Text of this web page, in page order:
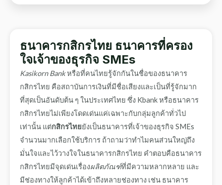
ธนาคารกสิกรไทย ธนาคารที่ครอง
ใจเจ้าของธุรกิจ SMEs
Kasikorn Bankหรือที่คนไทยรู้จักกันในชื่อของธนาคาร
กสิกรไทย คือสถาบันการเงินที่มีชื่อเสียงและเป็นที่รู้จักมาก
ที่สุดเป็นอันดับต้น ๆ ในประเทศไทย ซึ่ง Kbank หรือธนาคาร
กสิกรไทยไม่เพียงโดดเด่นแค่เฉพาะกับกลุ่มลูกค้าทั่วไป
เท่านั้น แต่กสิกรไทยยังเป็นธนาคารที่เจ้าของธุรกิจ SMEs
จำนวนมากเลือกใช้บริการ ถ้าถามว่าทำไมคนส่วนใหญ่ถึง
มั่นใจและไว้วางใจในธนาคารกสิกรไทย คำตอบคือธนาคาร
กสิกรไทยมีจุดเด่นเรื่องผลิตภัณฑ์ที่มีความหลากหลาย และ
มีช่องทางให้ลูกค้าได้เข้าถึงหลายช่องทาง เช่น ธนาคาร